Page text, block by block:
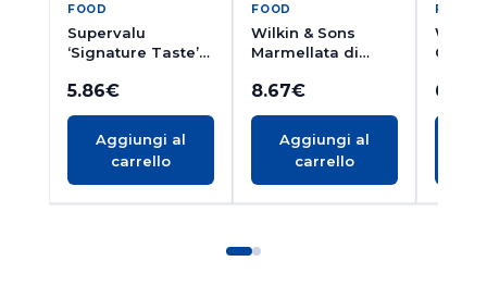
FOOD
Supervalu
‘Signature Taste’
Crema al Limone
240g
5.86€
Aggiungi al
carrello
FOOD
Wilkin & Sons
Marmellata di
340g
8.67€
Aggiungi al
carrello
FOOD
Wilkin
6.83